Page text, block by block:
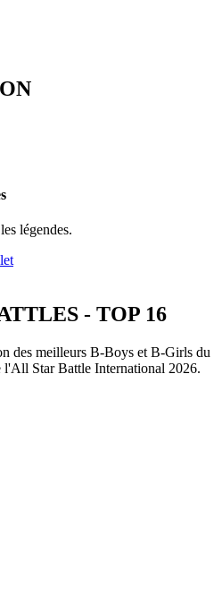
légendes.
- TOP 16
des meilleurs B-Boys et B-Girls du
l'All Star Battle International 2026.